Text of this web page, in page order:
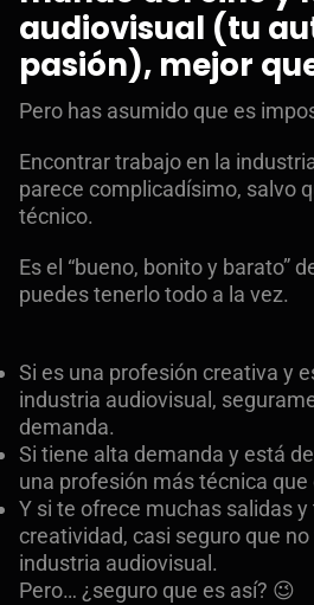
audiovisual (tu
pasión), mejor
Pero has asumido que es
Encontrar trabajo en la
parece complicadísimo, salvo
técnico.
Es el “bueno, bonito y barato”
puedes tenerlo todo a la vez.
Si es una profesión creativa y
industria audiovisual,
demanda.
Si tiene alta demanda y está
una profesión más técnica que
Y si te ofrece muchas salidas
creatividad, casi seguro que
industria audiovisual.
Pero… ¿seguro que es así? 😉